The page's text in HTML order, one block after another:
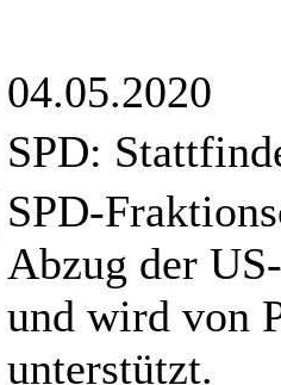
04.05.2020
SPD:
SPD-
Abzug der
und wird von
unterstützt.